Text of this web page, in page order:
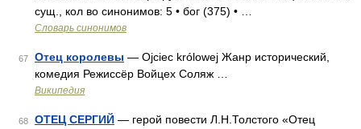
сущ., кол во синонимов: 5 • бог (375) • …
Словарь синонимов
67 Отец королевы — Ojciec królowej Жанр исторический,
комедия Режиссёр Войцех Соляж …
Википедия
68 ОТЕЦ СЕРГИЙ — герой повести Л.Н.Толстого «Отец